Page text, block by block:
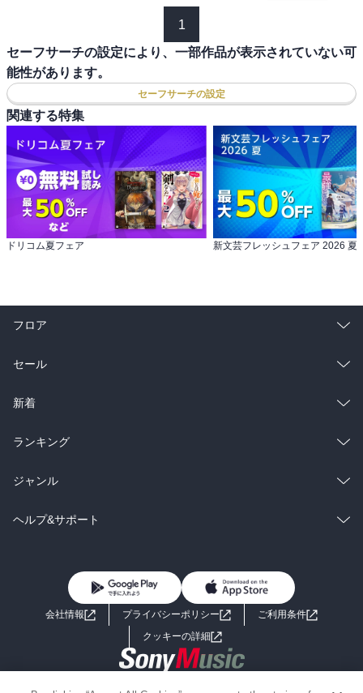
1
セーフサーチの設定により、一部作品が表示されていない可
能性があります。
セーフサーチの設定
関連する特集
ドリコム夏フェア 新文芸フレッシュフェア 2026 夏
フロア
総合
ラノベ
雑誌・グラビア
BL・TL
セール
総合
ラノベ
雑誌・グラビア
BL・TL
新着
総合
ラノベ
雑誌・グラビア
ランキング
総合
ラノベ
ジャンル
コミック
ライトノベル 男子向けラノベ
小説
海外小説
ヘルプ&サポート
よくあるご質問 お問い合わせ
会社情報 プライバシーポリシー
ご利用条件
クッキーの詳細
Copyright 2017 - 2026 Sony Music Entertainment(Japan) Inc.